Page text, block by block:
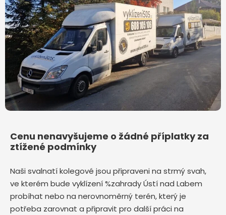
Cenu nenavyšujeme o žádné příplatky za
ztížené podmínky
Naši svalnatí kolegové jsou připraveni na strmý svah,
ve kterém bude vyklízení %zahrady Ústí nad Labem
probíhat nebo na nerovnoměrný terén, který je
potřeba zarovnat a připravit pro další práci na